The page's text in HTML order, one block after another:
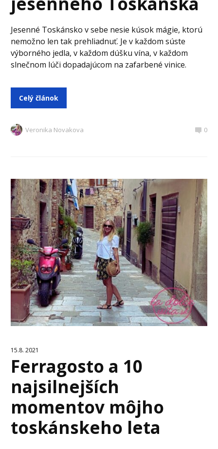
Jesenné Toskánsko v sebe nesie kúsok mágie, ktorú
nemožno len tak prehliadnuť. Je v každom súste
výborného jedla, v každom dúšku vína, v každom
slnečnom lúči dopadajúcom na zafarbené vinice.
Celý článok
Veronika Novakova 0
15.8. 2021
Ferragosto a 10
najsilnejších
momentov môjho
toskánskeho leta